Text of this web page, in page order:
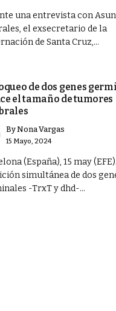
una entrevista con
el exsecretario de la
de Santa Cruz,...
de dos genes
el tamaño de tumores
ByNona Vargas
15 Mayo, 2024
(España), 15 may
simultánea de dos
-TrxT y dhd-...